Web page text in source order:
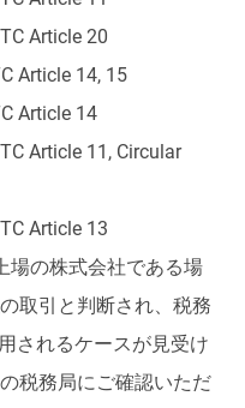
Article 20
Article 14, 15
Article 14
Article 11, Circular
Article 13
場の株式会社である場
取引と判断され、税務
されるケースが見受け
税務局にご確認いただ